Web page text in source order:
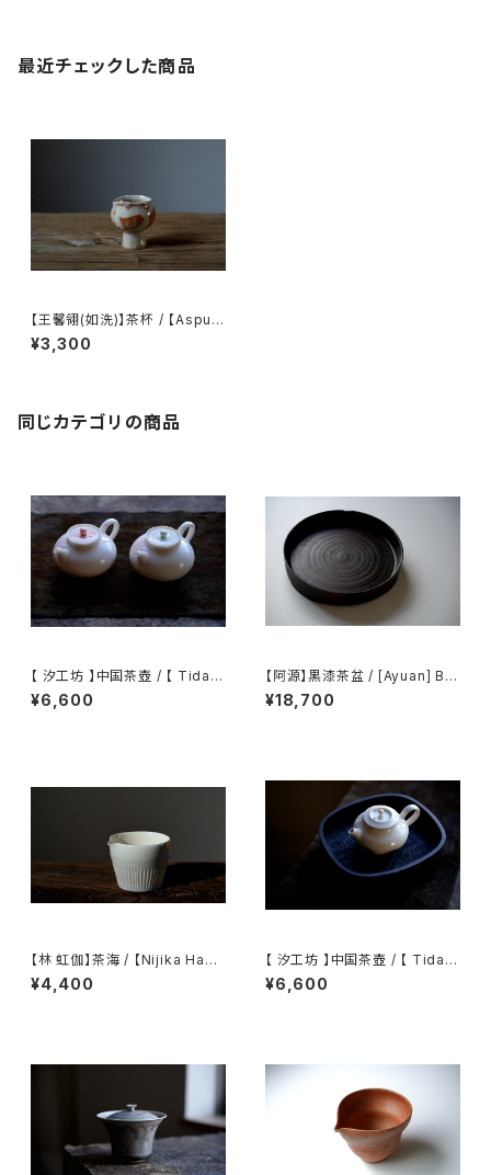
最近チェックした商品
【王馨翎(如洗)】茶杯 / 【Aspur
eceramics】 tea cup
¥3,300
同じカテゴリの商品
【 汐工坊 】中国茶壺 / 【 Tidal
Atelier 】Chinese teapot
¥6,600
【阿源】黒漆茶盆 / [Ayuan] Bla
ck Lacquer Tea Tray
¥18,700
【林 虹伽】茶海 / 【Nijika Haya
shi 】tea pitcher
¥4,400
【 汐工坊 】中国茶壺 / 【 Tidal
Atelier 】Chinese teapot
¥6,600